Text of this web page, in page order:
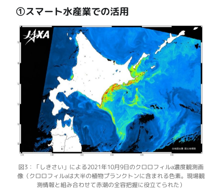
①スマート水産業での活用
図3：「しきさい」による2021年10月9日のクロロフィルa濃度観測画
像（クロロフィルaは大半の植物プランクトンに含まれる色素。現場観
測情報と組み合わせて赤潮の全容把握に役立てられた）